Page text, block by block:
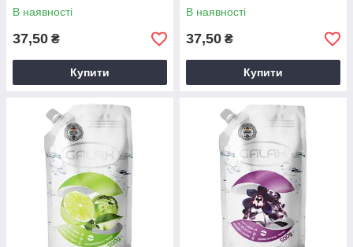
В наявності
37,50 ₴
Купити
В наявності
37,50 ₴
Купити